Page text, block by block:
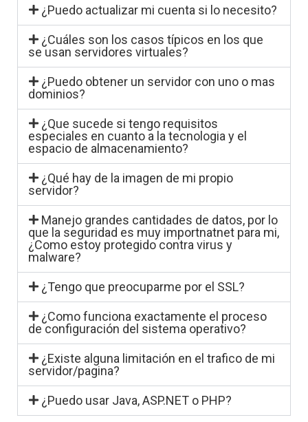
¿Puedo actualizar mi cuenta si lo necesito?
¿Cuáles son los casos típicos en los que
se usan servidores virtuales?
¿Puedo obtener un servidor con uno o mas
dominios?
¿Que sucede si tengo requisitos
especiales en cuanto a la tecnologia y el
espacio de almacenamiento?
¿Qué hay de la imagen de mi propio
servidor?
Manejo grandes cantidades de datos, por lo
que la seguridad es muy importnatnet para mi,
¿Como estoy protegido contra virus y
malware?
¿Tengo que preocuparme por el SSL?
¿Como funciona exactamente el proceso
de configuración del sistema operativo?
¿Existe alguna limitación en el trafico de mi
servidor/pagina?
¿Puedo usar Java, ASP.NET o PHP?